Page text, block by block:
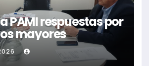
PAMI respuestas por
mayores